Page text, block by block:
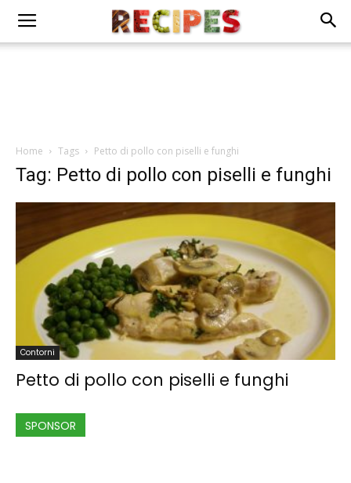
Home Tags Petto di pollo con piselli e funghi
Tag: Petto di pollo con piselli e funghi
Contorni
Petto di pollo con piselli e funghi
SPONSOR